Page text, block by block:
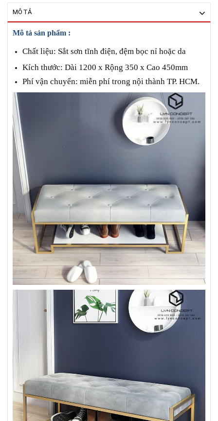
MÔ TẢ
Mô tả sản phẩm :
Chất liệu: Sắt sơn tĩnh điện, đệm bọc nỉ hoặc da
Kích thước: Dài 1200 x Rộng 350 x Cao 450mm
Phí vận chuyển: miễn phí trong nội thành TP. HCM.